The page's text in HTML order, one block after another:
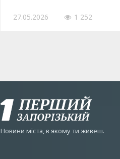
27.05.2026 1 252
Новини мiста, в якому ти живеш.